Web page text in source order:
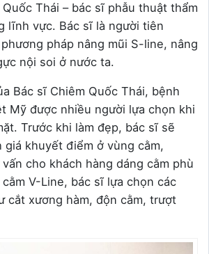
Thái – bác sĩ phẫu thuật thẩm
lĩnh vực. Bác sĩ là người tiên
pháp nâng mũi S-line, nâng
nội soi ở nước ta.
Bác sĩ Chiêm Quốc Thái, bệnh
Mỹ được nhiều người lựa chọn khi
Trước khi làm đẹp, bác sĩ sẽ
giá khuyết điểm ở vùng cằm,
cho khách hàng dáng cằm phù
V-Line, bác sĩ lựa chọn các
cắt xương hàm, độn cằm, trượt